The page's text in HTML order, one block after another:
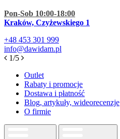
Pon-Sob 10:00-18:00
Kraków, Czyżewskiego 1
+48 453 301 999
info@dawidam.pl
1/5
Outlet
Rabaty i promocje
Dostawa i płatność
Blog, artykuły, wideorecenzje
O firmie